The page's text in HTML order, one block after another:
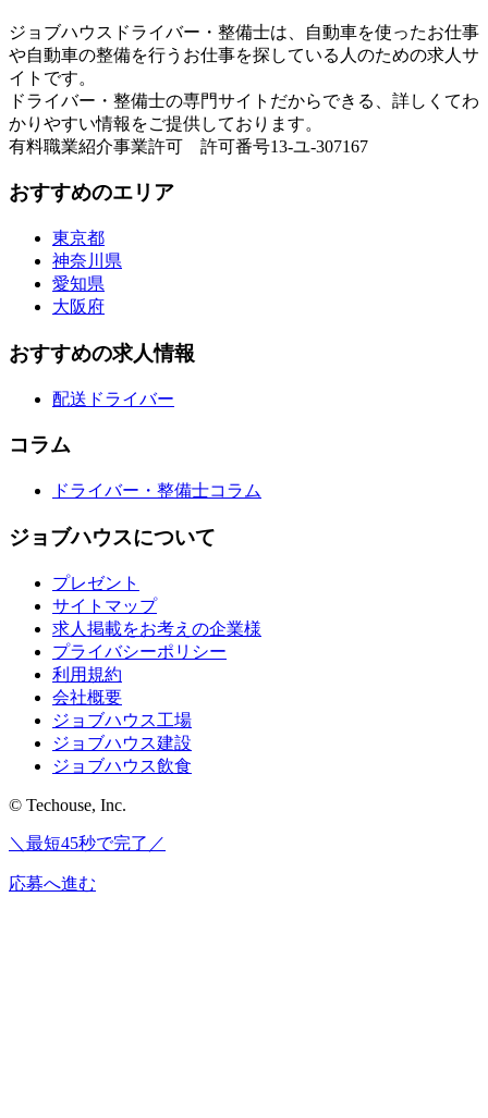
ジョブハウスドライバー・整備士は、自動車を使ったお仕事
や自動車の整備を行うお仕事を探している人のための求人サ
イトです。
ドライバー・整備士の専門サイトだからできる、詳しくてわ
かりやすい情報をご提供しております。
有料職業紹介事業許可 許可番号13-ユ-307167
おすすめのエリア
東京都
神奈川県
愛知県
大阪府
おすすめの求人情報
配送ドライバー
コラム
ドライバー・整備士コラム
ジョブハウスについて
プレゼント
サイトマップ
求人掲載をお考えの企業様
プライバシーポリシー
利用規約
会社概要
ジョブハウス工場
ジョブハウス建設
ジョブハウス飲食
© Techouse, Inc.
＼最短45秒で完了／
応募へ進む